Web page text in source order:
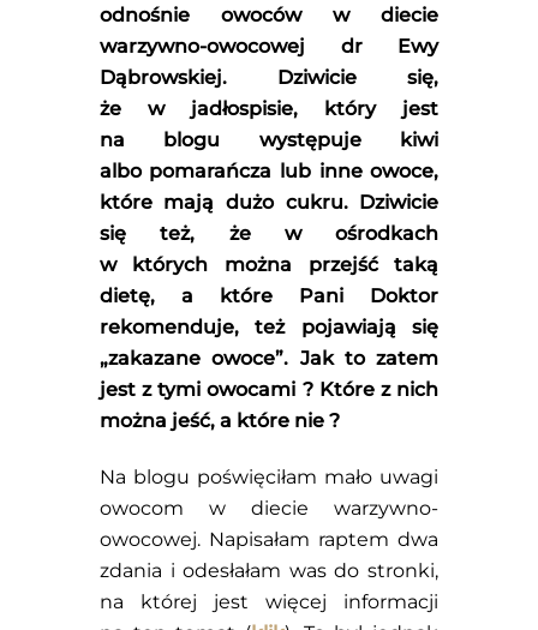
odnośnie owoców w diecie
warzywno-owocowej dr Ewy
Dąbrowskiej. Dziwicie się,
że w jadłospisie, który jest
na blogu występuje kiwi
albo pomarańcza lub inne owoce,
które mają dużo cukru. Dziwicie
się też, że w ośrodkach
w których można przejść taką
dietę, a które Pani Doktor
rekomenduje, też pojawiają się
„zakazane owoce”. Jak to zatem
jest z tymi owocami ? Które z nich
można jeść, a które nie ?
Na blogu poświęciłam mało uwagi
owocom w diecie warzywno-
owocowej. Napisałam raptem dwa
zdania i odesłałam was do stronki,
na której jest więcej informacji